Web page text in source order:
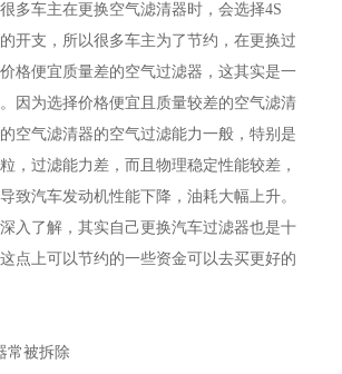
多车主在更换空气滤清器时，会选择4S
开支，所以很多车主为了节约，在更换过
格便宜质量差的空气过滤器，这其实是一
因为选择价格便宜且质量较差的空气滤清
空气滤清器的空气过滤能力一般，特别是
，过滤能力差，而且物理稳定性能较差，
致汽车发动机性能下降，油耗大幅上升。
入了解，其实自己更换汽车过滤器也是十
点上可以节约的一些资金可以去买更好的
常被拆除